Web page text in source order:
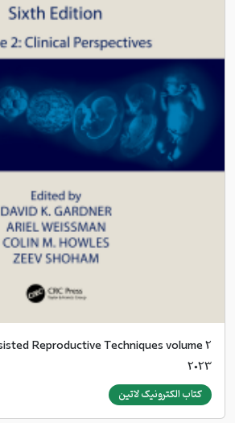
Reproductive Techniques volume 2
2023
کتاب الکترونیک لاتین